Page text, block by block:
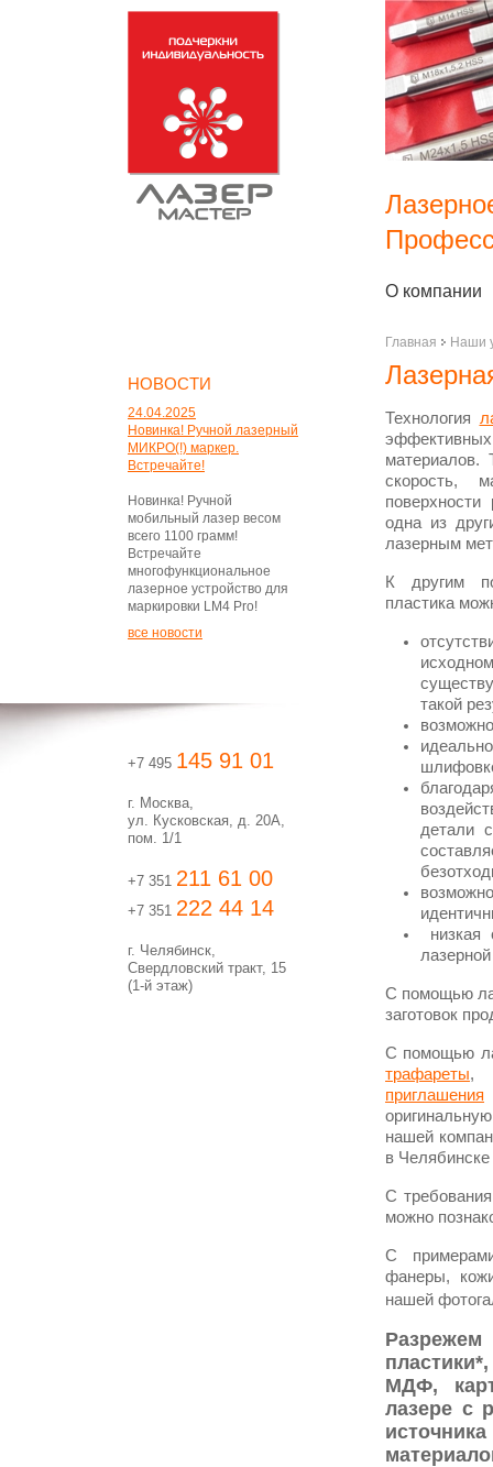
О компании
НОВОСТИ
24.04.2025
Новинка! Ручной лазерный
МИКРО(!) маркер.
Встречайте!
Новинка! Ручной
мобильный лазер весом
всего 1100 грамм!
Встречайте
многофункциональное
лазерное устройство для
маркировки LM4 Pro!
все новости
+7 495 145 91 01
г. Москва,
ул. Кусковская, д. 20А,
пом. 1/1
+7 351 211 61 00
+7 351 222 44 14
г. Челябинск,
Свердловский тракт, 15
(1-й этаж)
Главная Наши
Технология
материалов.
скорость,
одна из
лазерным
К другим
пластика
такой
детали
низкая
С помощью
заготовок
С помощью
трафареты,
приглашения
нашей
в
C
можно
С
фанеры,
нашей
МДФ,
лазере с